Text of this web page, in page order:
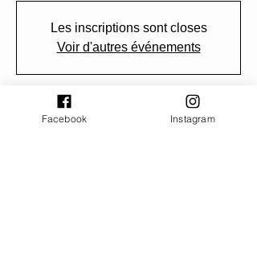
Les inscriptions sont closes
Voir d'autres événements
Heure et lieu
Facebook Instagram